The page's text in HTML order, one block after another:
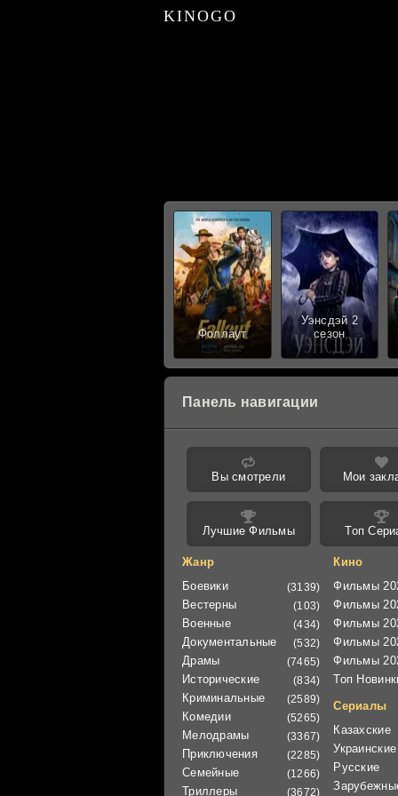
KINOGO
Фоллаут
Уэнсдэй 2
сезон
Панель навигации
Вы смотрели Мои
Лучшие Фильмы Топ
Жанр
Боевики
(3139)
Вестерны (103)
Военные (434)
Документальные (532)
Драмы (7465)
Исторические (834)
Криминальные (2589)
Комедии (5265)
Мелодрамы (3367)
Приключения (2285)
Семейные (1266)
Триллеры (3672)
Кино
Фильмы
Фильмы
Фильмы
Фильмы
Фильмы
Топ
Сериалы
Казахские
Украинские
Русские